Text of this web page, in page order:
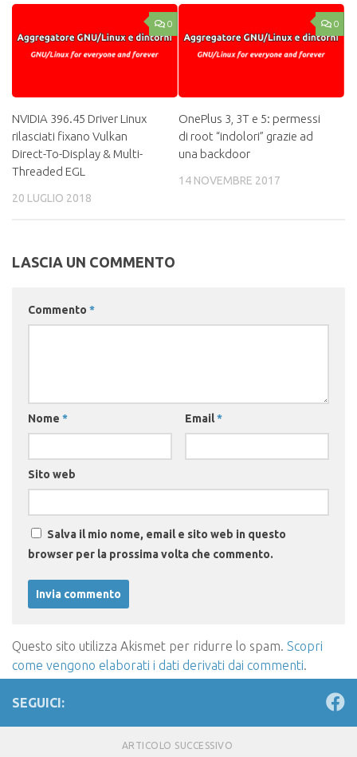
0
NVIDIA 396.45 Driver Linux
rilasciati fixano Vulkan
Direct-To-Display & Multi-
Threaded EGL
20 LUGLIO 2018
0
OnePlus 3, 3T e 5: permessi
di root “indolori” grazie ad
una backdoor
14 NOVEMBRE 2017
LASCIA UN COMMENTO
Commento *
Nome * Email*
Sito web
Salva il mio nome, email e sito web in questo
browser per la prossima volta che commento.
Questo sito utilizza Akismet per ridurre lo spam. Scopri
come vengono elaborati i dati derivati dai commenti.
SEGUICI:
ARTICOLO SUCCESSIVO